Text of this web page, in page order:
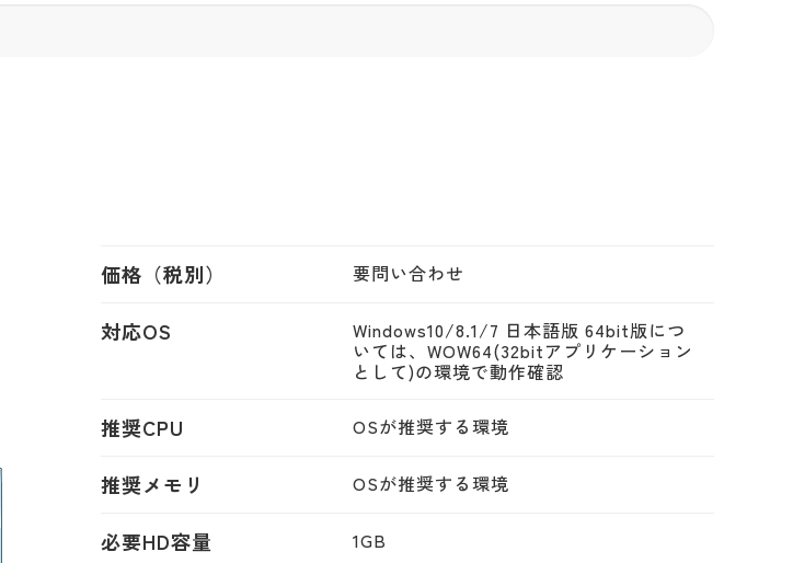
価格（税別） 要問い合わせ
対応OS Windows10/8.1/7 日本語版 64bit版につ
いては、WOW64(32bitアプリケーション
として)の環境で動作確認
推奨CPU OSが推奨する環境
推奨メモリ OSが推奨する環境
必要HD容量 1GB